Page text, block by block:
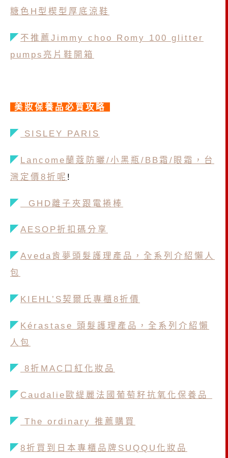
糖色H型楔型厚底涼鞋
◤ 不推薦Jimmy choo Romy 100 glitter
pumps亮片鞋開箱
美妝保養品必買攻略
◤ SISLEY PARIS
◤ Lancome蘭蔻防曬/小黑瓶/BB霜/眼霜，台
灣定價8折呢 !
◤ GHD離子夾跟電捲棒
◤ AESOP折扣碼分享
◤ Aveda肯夢頭髮護理產品，全系列介紹懶人
包
◤ KIEHL’S契爾氏專櫃8折價
◤ Kérastase 頭髮護理產品，全系列介紹懶
人包
◤ 8折MAC口紅化妝品
◤ Caudalie歐緹麗法國葡萄籽抗氧化保養品
◤ The ordinary 推薦購買
◤ 8折買到日本專櫃品牌SUQQU化妝品